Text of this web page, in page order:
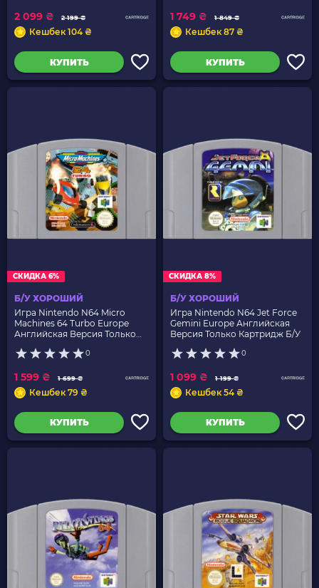
2 199 ₴
2 099 ₴
Кешбек 104 ₴
КУПИТЬ
1 849 ₴
1 749 ₴
Кешбек 87 ₴
КУПИТЬ
СКИДКА 6%
Б/У ХОРОШИЙ
Игра Nintendo N64 Micro
Machines 64 Turbo Europe
Английская Версия Только
0
1 699 ₴
1 599 ₴
Кешбек 79 ₴
КУПИТЬ
СКИДКА 8%
Б/У ХОРОШИЙ
Игра Nintendo N64 Jet Force
Gemini Europe Английская
Версия Только Картридж Б/У
0
1 199 ₴
1 099 ₴
Кешбек 54 ₴
КУПИТЬ